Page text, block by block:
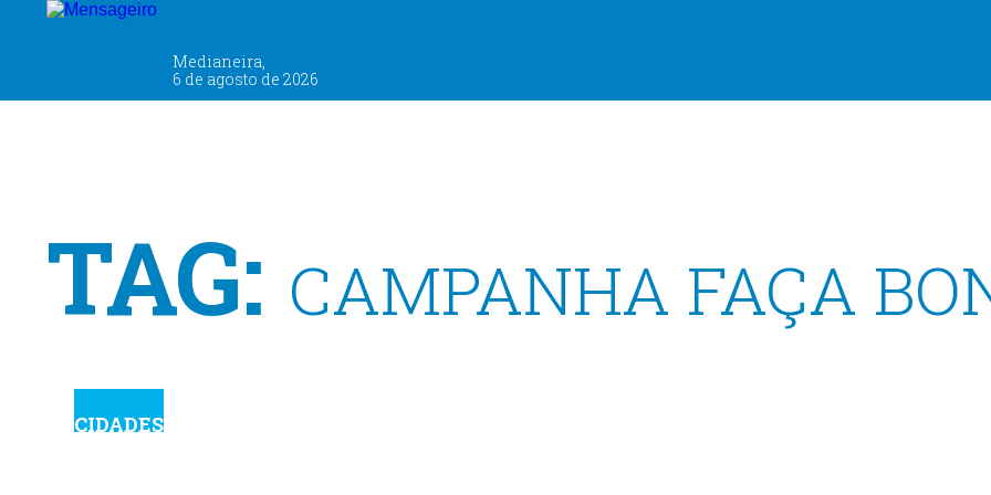
Medianeira,
6 de agosto de 2026
TAG: CAMPANHA FAÇA
CIDADES